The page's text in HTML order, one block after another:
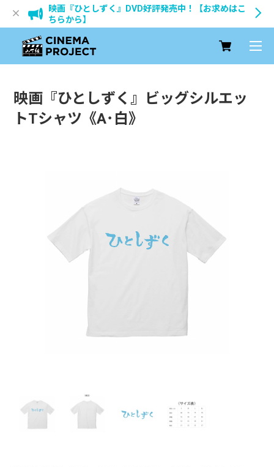
映画『ひとしずく』DVD好評発売中！【お求めはこ
ちらから】
映画『ひとしずく』ビッグシルエッ
トTシャツ《A･白》